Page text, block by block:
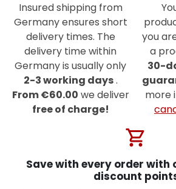
Insured shipping from
Germany ensures short
delivery times. The
delivery time within
Germany is usually only
2-3 working days.
From €60.00 we deliver
free of charge!
you
a
30-
more
shopping_cart
Save with every order with
discount